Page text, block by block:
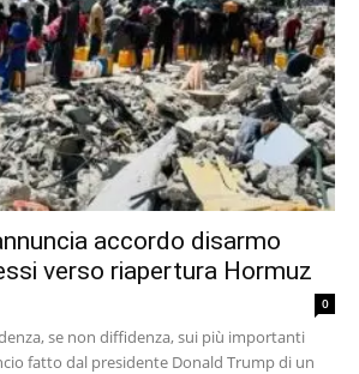
accordo disarmo
verso riapertura Hormuz
0
se non diffidenza, sui più importanti
fatto dal presidente Donald Trump di un